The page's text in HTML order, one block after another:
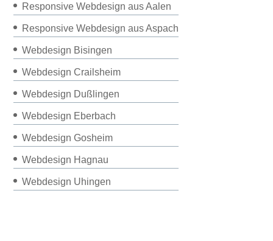
Responsive Webdesign aus Aalen
Responsive Webdesign aus Aspach
Webdesign Bisingen
Webdesign Crailsheim
Webdesign Dußlingen
Webdesign Eberbach
Webdesign Gosheim
Webdesign Hagnau
Webdesign Uhingen